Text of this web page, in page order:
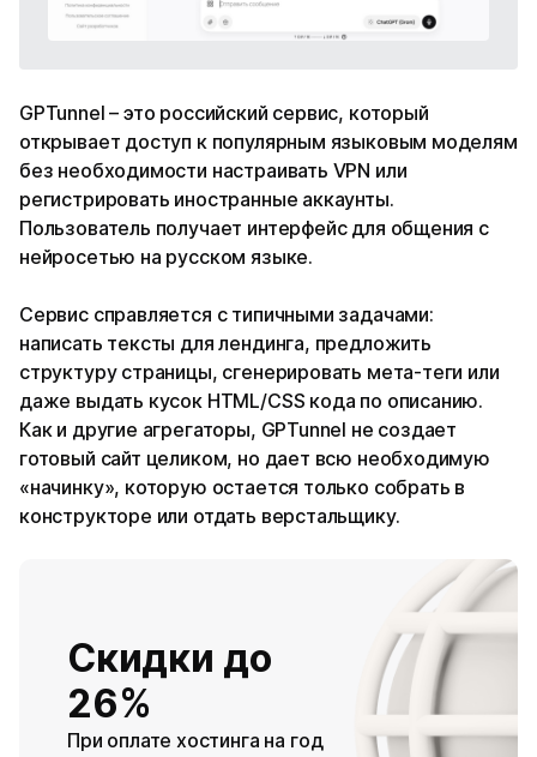
GPTunnel – это российский сервис, который
открывает доступ к популярным языковым моделям
без необходимости настраивать VPN или
регистрировать иностранные аккаунты.
Пользователь получает интерфейс для общения с
нейросетью на русском языке.
Сервис справляется с типичными задачами:
написать тексты для лендинга, предложить
структуру страницы, сгенерировать мета-теги или
даже выдать кусок HTML/CSS кода по описанию.
Как и другие агрегаторы, GPTunnel не создает
готовый сайт целиком, но дает всю необходимую
«начинку», которую остается только собрать в
конструкторе или отдать верстальщику.
Скидки до
26%
При оплате хостинга на год